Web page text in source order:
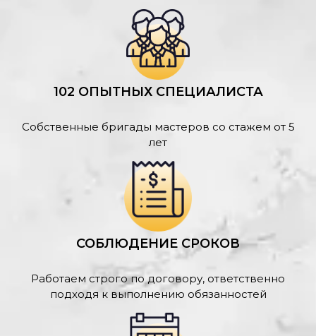
102 ОПЫТНЫХ СПЕЦИАЛИСТА
Собственные бригады мастеров со стажем от 5
лет
СОБЛЮДЕНИЕ СРОКОВ
Работаем строго по договору, ответственно
подходя к выполнению обязанностей